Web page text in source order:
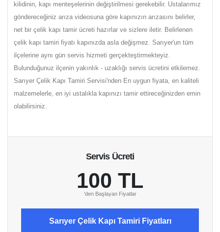
kilidinin, kapı menteşelerinin değiştirilmesi gerekebilir. Ustalarımız
göndereceğiniz arıza videosuna göre kapınızın arızasını belirler,
net bir çelik kapı tamir ücreti hazırlar ve sizlere iletir. Belirlenen
çelik kapı tamiri fiyatı kapınızda asla değişmez. Sarıyer'un tüm
ilçelerine aynı gün servis hizmeti gerçekteştirmekteyiz.
Bulunduğunuz ilçenin yakınlık - uzaklığı servis ücretini etkilemez.
Sarıyer Çelik Kapı Tamiri Servisi'nden En uygun fiyata, en kaliteli
malzemelerle, en iyi ustalıkla kapınızı tamir ettireceğinizden emin
olabilirsiniz.
Servis Ücreti
100 TL
'den Başlayan Fiyatlar
Sarıyer Çelik Kapı Tamiri Fiyatları